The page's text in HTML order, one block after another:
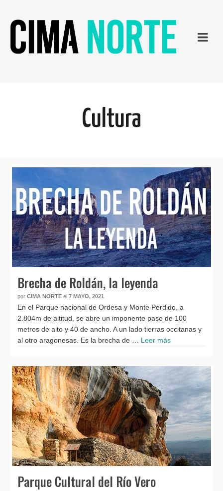
Cultura
Brecha de Roldán, la leyenda
por CIMA NORTE el 7 MAYO, 2021
En el Parque nacional de Ordesa y Monte Perdido, a
2.804m de altitud, se abre un imponente paso de 100
metros de alto y 40 de ancho. A un lado tierras occitanas y
al otro aragonesas. Es la brecha de … Leer más
Parque Cultural del Río Vero